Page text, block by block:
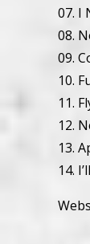
07. I
08.
09.
10.
11.
12.
13.
14.